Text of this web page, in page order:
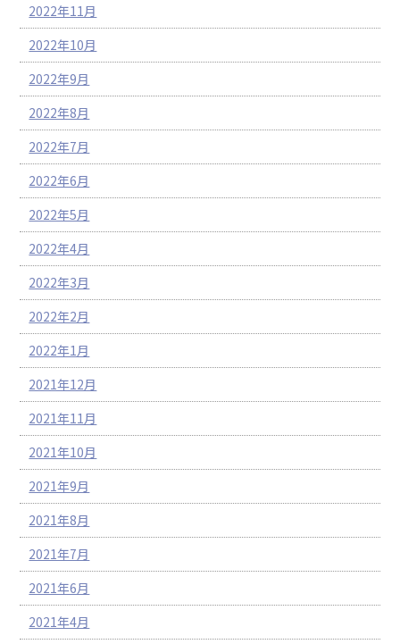
2022年11月
2022年10月
2022年9月
2022年8月
2022年7月
2022年6月
2022年5月
2022年4月
2022年3月
2022年2月
2022年1月
2021年12月
2021年11月
2021年10月
2021年9月
2021年8月
2021年7月
2021年6月
2021年4月